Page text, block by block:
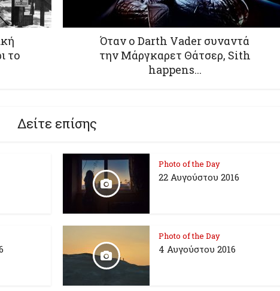
το
Όταν ο Darth Vader συναντά
την Μάργκαρετ Θάτσερ, Sith
happens...
Δείτε επίσης
Photo of the Day
22 Αυγούστου 2016
Photo of the Day
4 Αυγούστου 2016